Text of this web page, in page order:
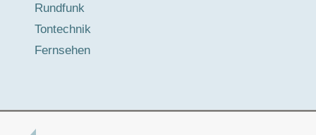
Rundfunk
Tontechnik
Fernsehen